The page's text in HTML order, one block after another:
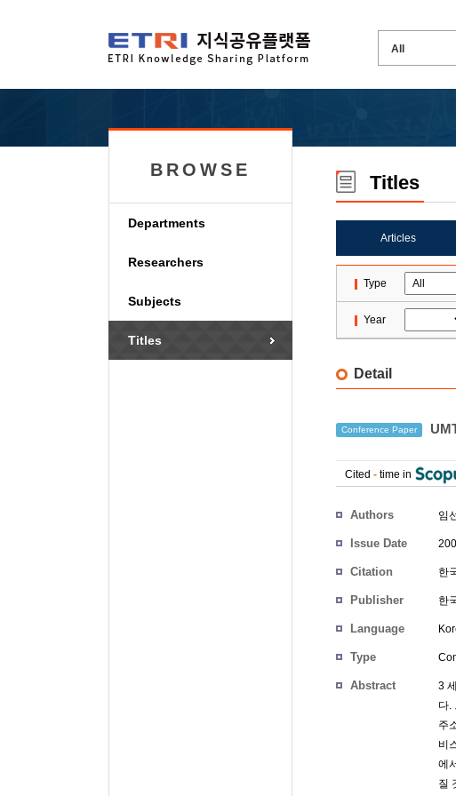
BROWSE
Departments
Researchers
Subjects
Titles
Titles
Articles
Type
Year
Detail
Conference Paper
Cited - time in
Authors 임
Issue Date
Citation 한
Publisher 한
Language
Type
Abstract
3
다.
주
비
에
질